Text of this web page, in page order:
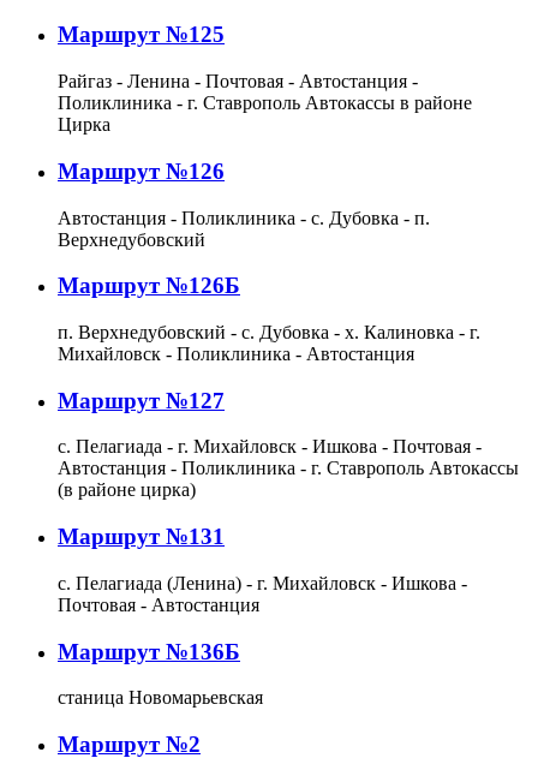
Маршрут №125
Райгаз - Ленина - Почтовая - Автостанция -
Поликлиника - г. Ставрополь Автокассы в районе
Цирка
Маршрут №126
Автостанция - Поликлиника - с. Дубовка - п.
Верхнедубовский
Маршрут №126Б
п. Верхнедубовский - с. Дубовка - х. Калиновка - г.
Михайловск - Поликлиника - Автостанция
Маршрут №127
с. Пелагиада - г. Михайловск - Ишкова - Почтовая -
Автостанция - Поликлиника - г. Ставрополь Автокассы
(в районе цирка)
Маршрут №131
с. Пелагиада (Ленина) - г. Михайловск - Ишкова -
Почтовая - Автостанция
Маршрут №136Б
станица Новомарьевская
Маршрут №2